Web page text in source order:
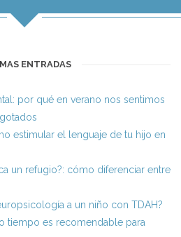
ENTRADAS
por qué en verano nos sentimos
estimular el lenguaje de tu hijo en
un refugio?: cómo diferenciar entre
a un niño con TDAH?
tiempo es recomendable para